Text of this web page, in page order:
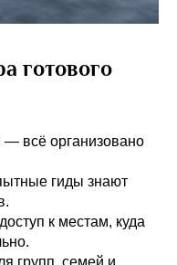
готового
всё организовано
гиды знают
к местам, куда
групп, семей и